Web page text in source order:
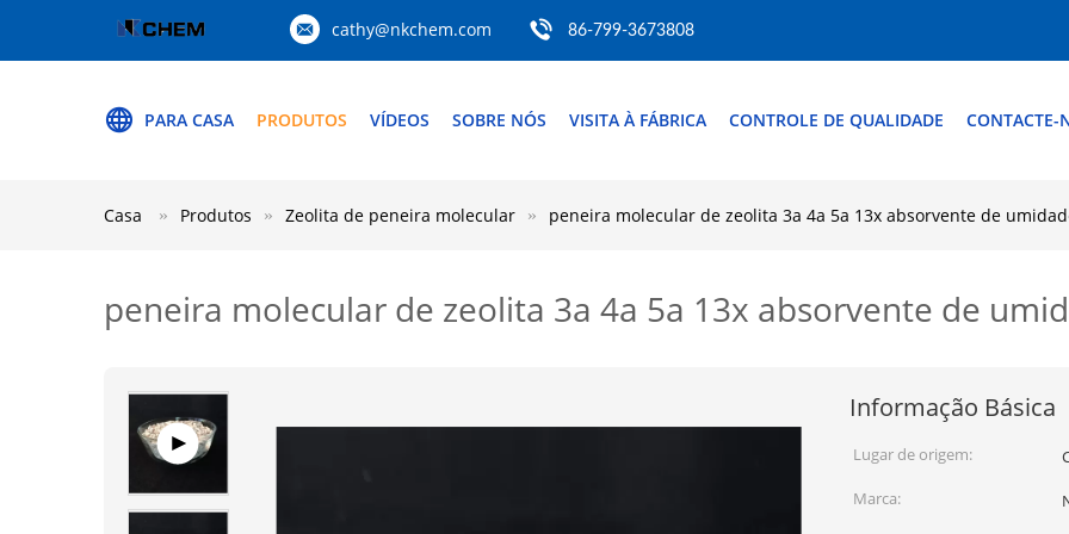
cathy@nkchem.com 86-799-3673808
PARA CASA PRODUTOS VÍDEOS SOBRE NÓS VISITA À FÁBRICA CONTROLE DE QUALIDADE CONTACTE-
Casa Produtos Zeolita de peneira molecular peneira molecular de zeolita 3a 4a 5a 13x absorvente de
peneira molecular de zeolita 3a 4a 5a 13x absorvente de
Informação Básica
Lugar de origem:
Marca: